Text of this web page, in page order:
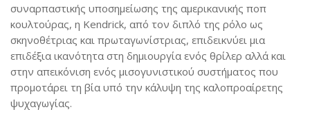
συναρπαστικής υποσημείωσης της αμερικανικής ποπ
κουλτούρας, η Kendrick, από τον διπλό της ρόλο ως
σκηνοθέτριας και πρωταγωνίστριας, επιδεικνύει μια
επιδέξια ικανότητα στη δημιουργία ενός θρίλερ αλλά και
στην απεικόνιση ενός μισογυνιστικού συστήματος που
προμοτάρει τη βία υπό την κάλυψη της καλοπροαίρετης
ψυχαγωγίας.